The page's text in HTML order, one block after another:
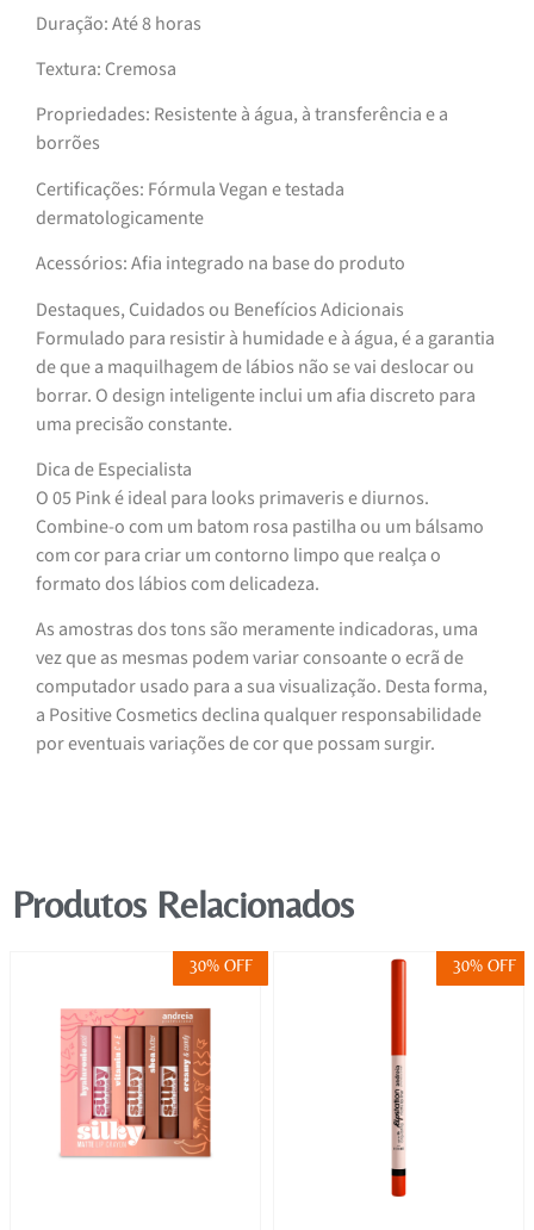
Duração: Até 8 horas
Textura: Cremosa
Propriedades: Resistente à água, à transferência e a
borrões
Certificações: Fórmula Vegan e testada
dermatologicamente
Acessórios: Afia integrado na base do produto
Destaques, Cuidados ou Benefícios Adicionais
Formulado para resistir à humidade e à água, é a garantia
de que a maquilhagem de lábios não se vai deslocar ou
borrar. O design inteligente inclui um afia discreto para
uma precisão constante.
Dica de Especialista
O 05 Pink é ideal para looks primaveris e diurnos.
Combine-o com um batom rosa pastilha ou um bálsamo
com cor para criar um contorno limpo que realça o
formato dos lábios com delicadeza.
As amostras dos tons são meramente indicadoras, uma
vez que as mesmas podem variar consoante o ecrã de
computador usado para a sua visualização. Desta forma,
a Positive Cosmetics declina qualquer responsabilidade
por eventuais variações de cor que possam surgir.
Produtos Relacionados
30% OFF 30% OFF